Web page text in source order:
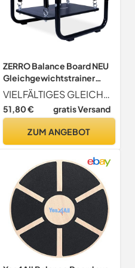
ZERRO Balance Board NEU
Gleichgewichtstrainer
Balance Trainer
VIELFÄLTIGES GLEICHGEWICHTS- UND STABILITÄTSTRAINING Mit Hilfe der Zugfedern können Sie eine Vielzahl von Herausforderungen in verschiedenen Haltungen erreichen, das Gleichgewicht und die Koordination verbessern, die Koordination verschiedener Muskeln anregen und verbessern
51,80 € gratis Versand
ZUM ANGEBOT